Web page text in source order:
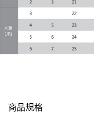
每筆NT$180
商品規格